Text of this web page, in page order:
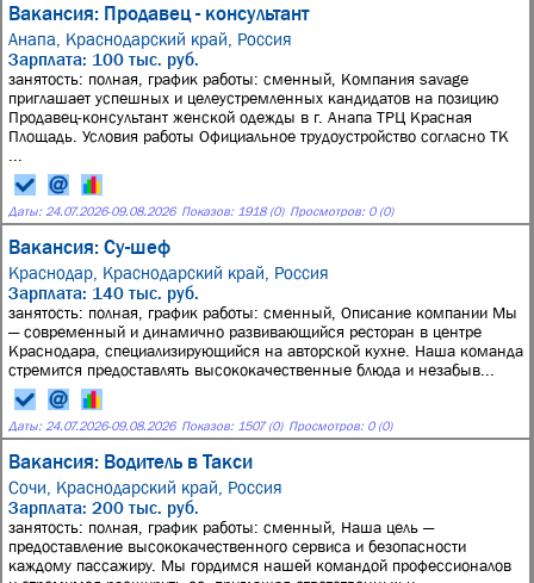
Вакансия: Продавец - консультант
Анапа, Краснодарский край, Россия
Зарплата: 100 тыс. руб.
занятость: полная, график работы: сменный, Компания savage
приглашает успешных и целеустремленных кандидатов на позицию
Продавец-консультант женской одежды в г. Анапа ТРЦ Красная
Площадь. Условия работы Официальное трудоустройство согласно ТК
Даты: 24.07.2026-09.08.2026 Показов: 1918 (0) Просмотров: 0 (0)
Вакансия: Су-шеф
Краснодар, Краснодарский край, Россия
Зарплата: 140 тыс. руб.
занятость: полная, график работы: сменный, Описание компании Мы
— современный и динамично развивающийся ресторан в центре
Краснодара, специализирующийся на авторской кухне. Наша команда
стремится предоставлять высококачественные блюда и незабыв...
Даты: 24.07.2026-09.08.2026 Показов: 1507 (0) Просмотров: 0 (0)
Вакансия: Водитель в Такси
Сочи, Краснодарский край, Россия
Зарплата: 200 тыс. руб.
занятость: полная, график работы: сменный, Наша цель —
предоставление высококачественного сервиса и безопасности
каждому пассажиру. Мы гордимся нашей командой профессионалов